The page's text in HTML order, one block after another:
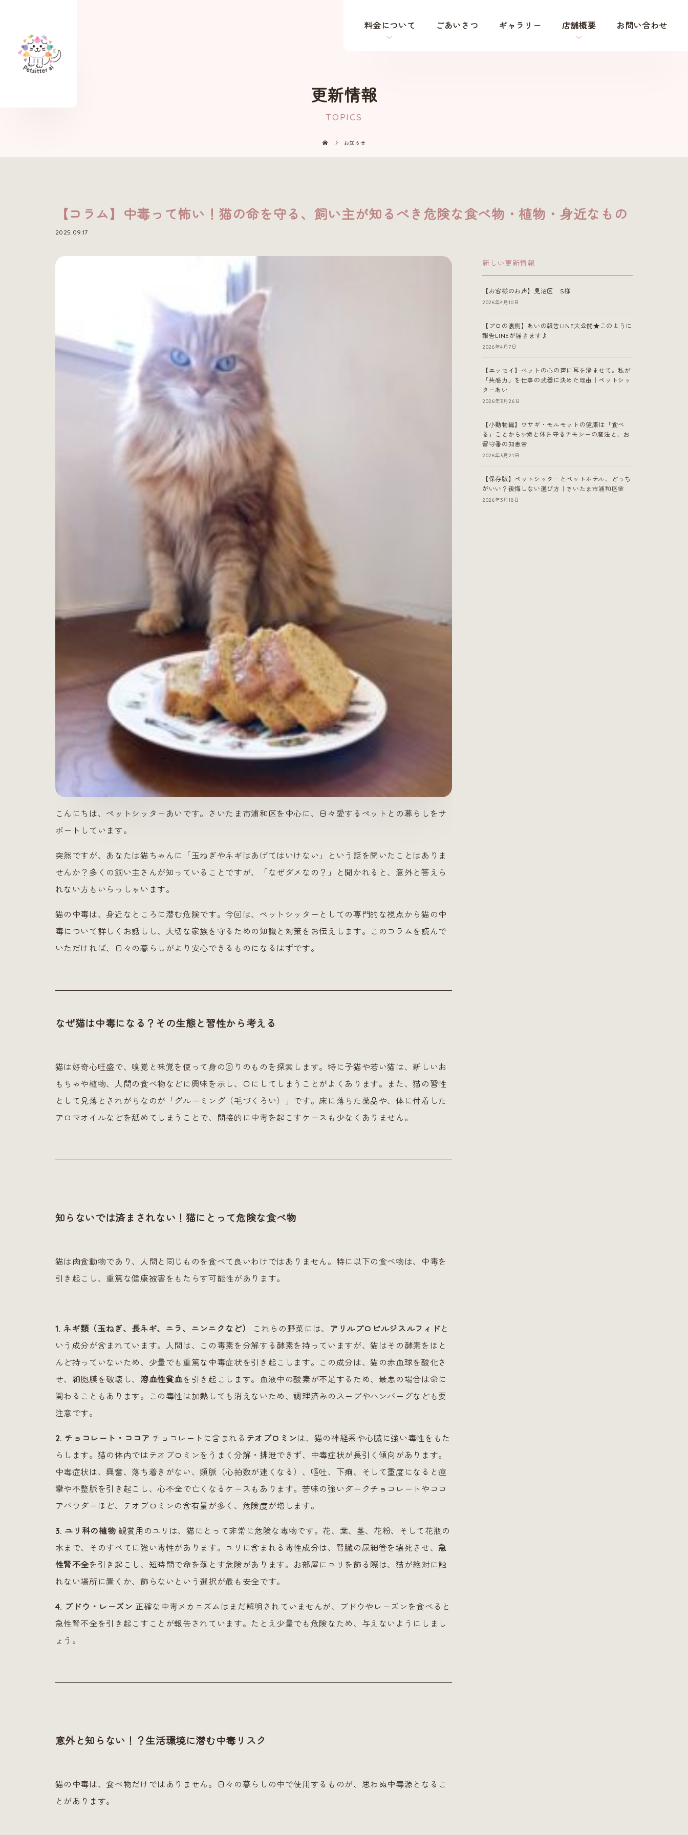
料金について ごあいさつ ギャラリー 店舗概要 お問い合わせ
更新情報
TOPICS
お知らせ
【コラム】中毒って怖い！猫の命を守る、飼い主が知るべき危険な食べ物・植物・身近なもの
2025.09.17
こんにちは、ペットシッターあいです。さいたま市浦和区を中心に、日々愛するペットとの暮らしをサ
ポートしています。
突然ですが、あなたは猫ちゃんに「玉ねぎやネギはあげてはいけない」という話を聞いたことはありま
せんか？多くの飼い主さんが知っていることですが、「なぜダメなの？」と聞かれると、意外と答えら
れない方もいらっしゃいます。
猫の中毒は、身近なところに潜む危険です。今回は、ペットシッターとしての専門的な視点から猫の中
毒について詳しくお話しし、大切な家族を守るための知識と対策をお伝えします。このコラムを読んで
いただければ、日々の暮らしがより安心できるものになるはずです。
なぜ猫は中毒になる？その生態と習性から考える
猫は好奇心旺盛で、嗅覚と味覚を使って身の回りのものを探索します。特に子猫や若い猫は、新しいお
もちゃや植物、人間の食べ物などに興味を示し、口にしてしまうことがよくあります。また、猫の習性
として見落とされがちなのが「グルーミング（毛づくろい）」です。床に落ちた薬品や、体に付着した
アロマオイルなどを舐めてしまうことで、間接的に中毒を起こすケースも少なくありません。
知らないでは済まされない！猫にとって危険な食べ物
猫は肉食動物であり、人間と同じものを食べて良いわけではありません。特に以下の食べ物は、中毒を
引き起こし、重篤な健康被害をもたらす可能性があります。
1. ネギ類（玉ねぎ、長ネギ、ニラ、ニンニクなど） これらの野菜には、 アリルプロピルジスルフィド と
いう成分が含まれています。人間は、この毒素を分解する酵素を持っていますが、猫はその酵素をほと
んど持っていないため、少量でも重篤な中毒症状を引き起こします。この成分は、猫の赤血球を酸化さ
せ、細胞膜を破壊し、 溶血性貧血を引き起こします。血液中の酸素が不足するため、最悪の場合は命に
関わることもあります。この毒性は加熱しても消えないため、調理済みのスープやハンバーグなども要
注意です。
2. チョコレート・ココア チョコレートに含まれる テオブロミンは、猫の神経系や心臓に強い毒性をもた
らします。猫の体内ではテオブロミンをうまく分解・排泄できず、中毒症状が長引く傾向があります。
中毒症状は、興奮、落ち着きがない、頻脈（心拍数が速くなる）、嘔吐、下痢、そして重度になると痙
攣や不整脈を引き起こし、心不全で亡くなるケースもあります。苦味の強いダークチョコレートやココ
アパウダーほど、テオブロミンの含有量が多く、危険度が増します。
3. ユリ科の植物 観賞用のユリは、猫にとって非常に危険な毒物です。花、葉、茎、花粉、そして花瓶の
水まで、そのすべてに強い毒性があります。ユリに含まれる毒性成分は、腎臓の尿細管を壊死させ、急
性腎不全を引き起こし、短時間で命を落とす危険があります。お部屋にユリを飾る際は、猫が絶対に触
れない場所に置くか、飾らないという選択が最も安全です。
4. ブドウ・レーズン 正確な中毒メカニズムはまだ解明されていませんが、ブドウやレーズンを食べると
急性腎不全を引き起こすことが報告されています。たとえ少量でも危険なため、与えないようにしまし
ょう。
意外と知らない！？生活環境に潜む中毒リスク
猫の中毒は、食べ物だけではありません。日々の暮らしの中で使用するものが、思わぬ中毒源となるこ
とがあります。
新しい更新情報
【お客様のお声】見沼区 S様
2026年4月10日
【プロの裏側】あいの報告LINE大公開★このように
報告LINEが届きます♪
2026年4月7日
【エッセイ】ペットの心の声に耳を澄ませて。私が
「共感力」を仕事の武器に決めた理由｜ペットシッ
ターあい
2026年3月26日
【小動物編】ウサギ・モルモットの健康は「食べ
る」ことから✨歯と体を守るチモシーの魔法と、お
留守番の知恵🌸
2026年3月21日
【保存版】ペットシッターとペットホテル、どっち
がいい？後悔しない選び方｜さいたま市浦和区🌸
2026年3月18日